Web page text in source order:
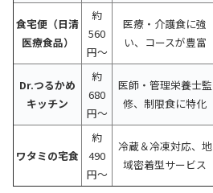
食宅便（日清
医療食品）
約
560
円〜
医療・介護食に強
い、コースが豊富
Dr.つるかめ
キッチン
約
680
円〜
医師・管理栄養士監
修、制限食に特化
ワタミの宅食
約
490
円〜
冷蔵＆冷凍対応、地
域密着型サービス